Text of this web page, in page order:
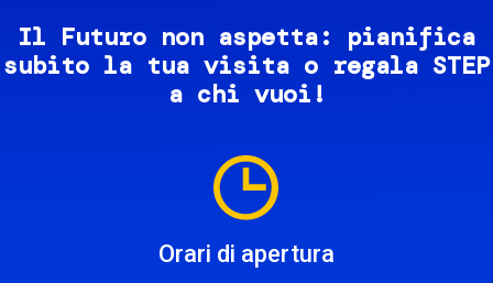
Il Futuro non aspetta: pianifica
subito la tua visita o regala STEP
a chi vuoi!
Orari di apertura